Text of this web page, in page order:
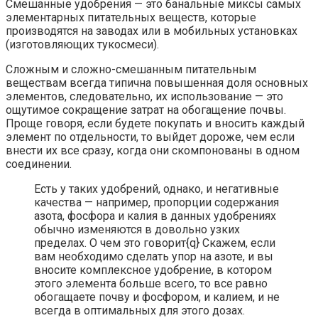
Смешанные удобрения — это банальные миксы самых
элементарных питательных веществ, которые
производятся на заводах или в мобильных установках
(изготовляющих тукосмеси).
Сложным и сложно-смешанным питательным
веществам всегда типична повышенная доля основных
элементов, следовательно, их использование — это
ощутимое сокращение затрат на обогащение почвы.
Проще говоря, если будете покупать и вносить каждый
элемент по отдельности, то выйдет дороже, чем если
внести их все сразу, когда они скомпонованы в одном
соединении.
Есть у таких удобрений, однако, и негативные
качества — например, пропорции содержания
азота, фосфора и калия в данных удобрениях
обычно изменяются в довольно узких
пределах. О чем это говорит{q} Скажем, если
вам необходимо сделать упор на азоте, и вы
вносите комплексное удобрение, в котором
этого элемента больше всего, то все равно
обогащаете почву и фосфором, и калием, и не
всегда в оптимальных для этого дозах.